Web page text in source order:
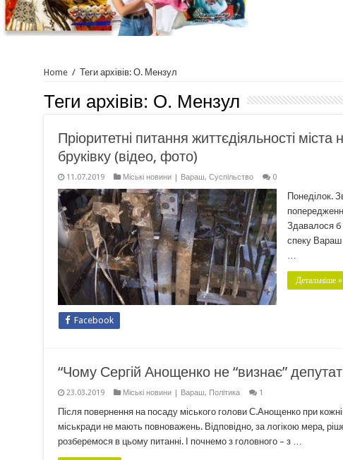
Home / Теги архівів: О. Мензул
Теги архівів: О. Мензул
Пріоритетні питання життєдіяльності
бруківку (відео, фото)
11.07.2019 Міські новини | Вараш, Суспільство 0
Понеділок.
Здавалося б
спеку Вараш
Детальніше »
Facebook
“Чому Сергій Анощенко не “визнає”
23.03.2019 Міські новини | Вараш, Політика 1
Після повернення на посаду міського голови С.Анощенко при
міськради не мають повноважень. Відповідно, за логікою мера,
розберемося в цьому питанні. І почнемо з головного – з …